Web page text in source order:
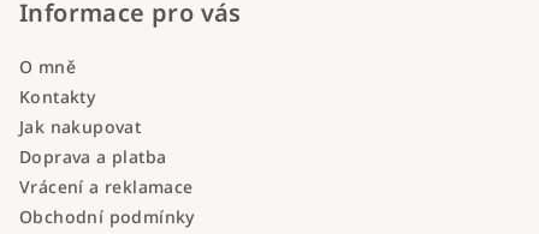
Informace pro vás
O mně
Kontakty
Jak nakupovat
Doprava a platba
Vrácení a reklamace
Obchodní podmínky